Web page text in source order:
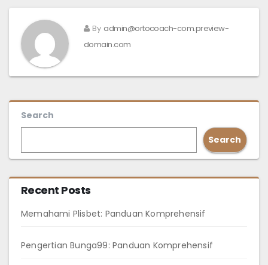
By admin@ortocoach-com.preview-
domain.com
Search
Search
Recent Posts
Memahami Plisbet: Panduan Komprehensif
Pengertian Bunga99: Panduan Komprehensif